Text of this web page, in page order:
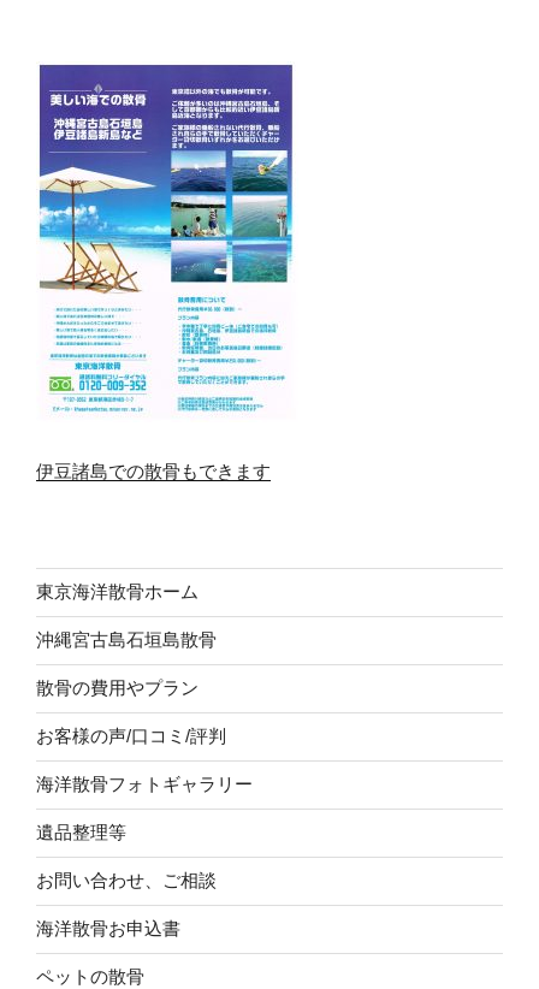
伊豆諸島での散骨もできます
東京海洋散骨ホーム
沖縄宮古島石垣島散骨
散骨の費用やプラン
お客様の声/口コミ/評判
海洋散骨フォトギャラリー
遺品整理等
お問い合わせ、ご相談
海洋散骨お申込書
ペットの散骨